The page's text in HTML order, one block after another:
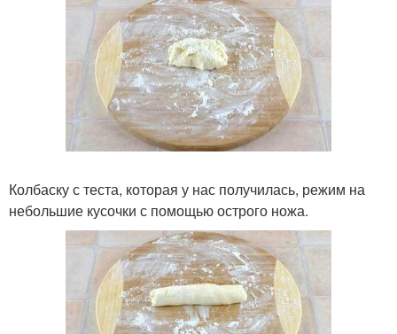
Колбаску с теста, которая у нас получилась, режим на
небольшие кусочки с помощью острого ножа.